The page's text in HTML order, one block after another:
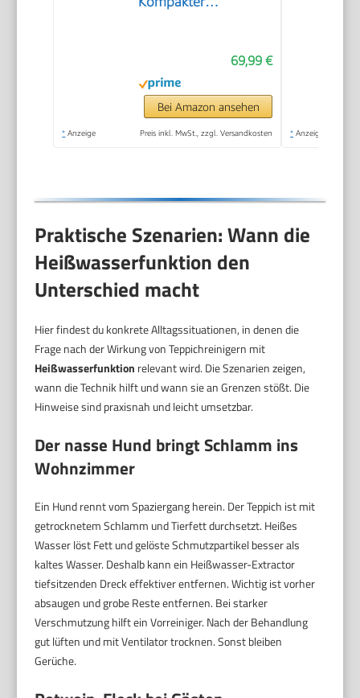
Waschsauger für
Teppich, Polster
Autositze & Sofa
69,99 €
Bei Amazon ansehen
* Anzeige Preis inkl. MwSt., zzgl. Versandkosten * Anzeige
Praktische Szenarien: Wann die
Heißwasserfunktion den
Unterschied macht
Hier findest du konkrete Alltagssituationen, in denen die
Frage nach der Wirkung von Teppichreinigern mit
Heißwasserfunktion relevant wird. Die Szenarien zeigen,
wann die Technik hilft und wann sie an Grenzen stößt. Die
Hinweise sind praxisnah und leicht umsetzbar.
Der nasse Hund bringt Schlamm ins
Wohnzimmer
Ein Hund rennt vom Spaziergang herein. Der Teppich ist mit
getrocknetem Schlamm und Tierfett durchsetzt. Heißes
Wasser löst Fett und gelöste Schmutzpartikel besser als
kaltes Wasser. Deshalb kann ein Heißwasser-Extractor
tiefsitzenden Dreck effektiver entfernen. Wichtig ist vorher
absaugen und grobe Reste entfernen. Bei starker
Verschmutzung hilft ein Vorreiniger. Nach der Behandlung
gut lüften und mit Ventilator trocknen. Sonst bleiben
Gerüche.